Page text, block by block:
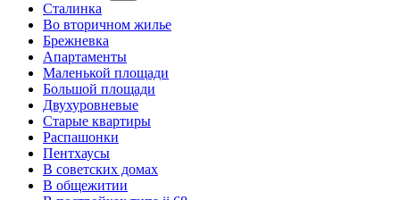
Сталинка
Во вторичном жилье
Брежневка
Апартаменты
Маленькой площади
Большой площади
Двухуровневые
Старые квартиры
Распашонки
Пентхаусы
В советских домах
В общежитии